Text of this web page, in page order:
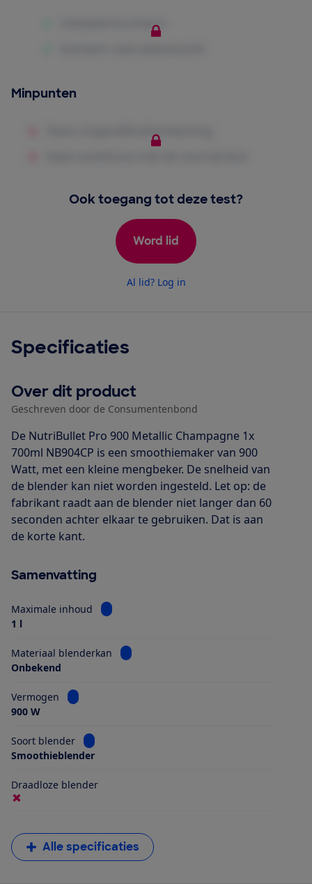
Minpunten
Ook toegang tot deze test?
Word lid
Al lid? Log in
Specificaties
Over dit product
Geschreven door de Consumentenbond
De NutriBullet Pro 900 Metallic Champagne 1x
700ml NB904CP is een smoothiemaker van 900
Watt, met een kleine mengbeker. De snelheid van
de blender kan niet worden ingesteld. Let op: de
fabrikant raadt aan de blender niet langer dan 60
seconden achter elkaar te gebruiken. Dat is aan
de korte kant.
Samenvatting
Maximale inhoud
Bekijk informatie voor Maximale inhoud
1 l
Materiaal blenderkan
Bekijk informatie voor Materiaal
Onbekend
Vermogen
Bekijk informatie voor Vermogen
900 W
Soort blender
Bekijk informatie voor Soort blender
Smoothieblender
Draadloze blender
Alle specificaties